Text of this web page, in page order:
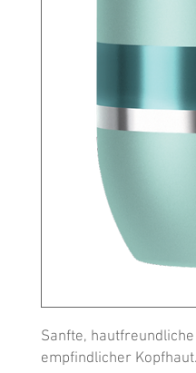
Sanfte,
empfindlicher Kopfhaut.